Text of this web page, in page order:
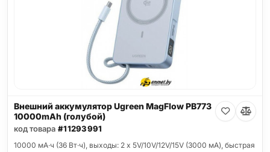
Внешний аккумулятор Ugreen MagFlow PB773
10000mAh (голубой)
код товара #11293991
10000 мА·ч (36 Вт·ч), выходы: 2 x 5V/10V/12V/15V (3000 мА), быстрая